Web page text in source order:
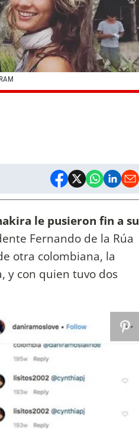
le pusieron fin a su
Fernando de la Rúa
otra colombiana, la
y con quien tuvo dos